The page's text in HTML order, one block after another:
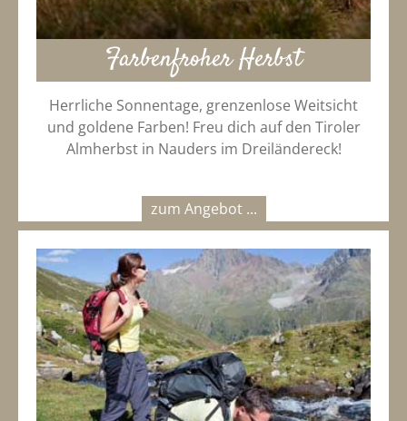
Farbenfroher Herbst
Herrliche Sonnentage, grenzenlose Weitsicht
und goldene Farben! Freu dich auf den Tiroler
Almherbst in Nauders im Dreiländereck!
zum Angebot ...